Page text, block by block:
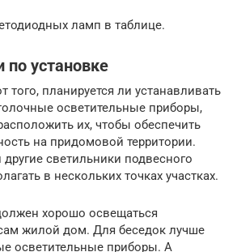
ламп в таблице.
установке
того, планируется ли устанавливать
осветительные приборы,
их, чтобы обеспечить
на придомовой территории.
светильники подвесного
в нескольких точках участках.
хорошо освещаться
жилой дом. Для беседок лучше
осветительные приборы. А